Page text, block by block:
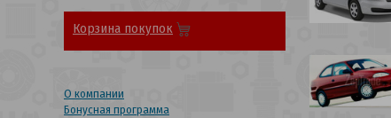
Корзина покупок
О компании
Бонусная программа